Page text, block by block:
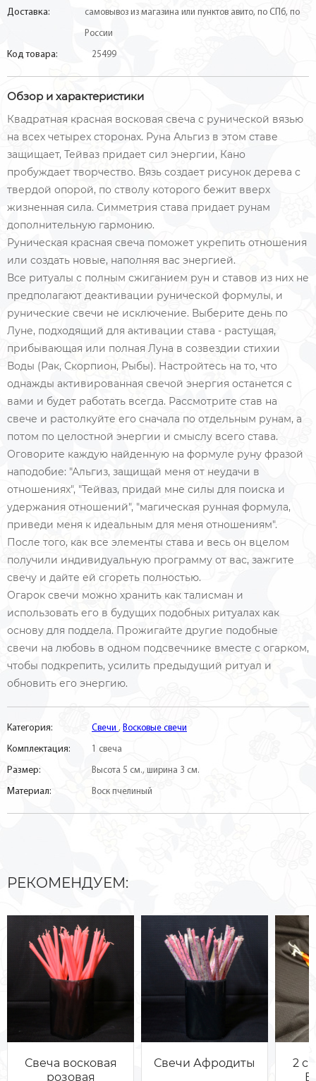
Доставка: самовывоз из магазина или пунктов авито, по СПб, по
России
Код товара: 25499
Обзор и характеристики
Квадратная красная восковая свеча с рунической вязью
на всех четырех сторонах. Руна Альгиз в этом ставе
защищает, Тейваз придает сил энергии, Кано
пробуждает творчество. Вязь создает рисунок дерева с
твердой опорой, по стволу которого бежит вверх
жизненная сила. Симметрия става придает рунам
дополнительную гармонию.
Руническая красная свеча поможет укрепить отношения
или создать новые, наполняя вас энергией.
Все ритуалы с полным сжиганием рун и ставов из них не
предполагают деактивации рунической формулы, и
рунические свечи не исключение. Выберите день по
Луне, подходящий для активации става - растущая,
прибывающая или полная Луна в созвездии стихии
Воды (Рак, Скорпион, Рыбы). Настройтесь на то, что
однажды активированная свечой энергия останется с
вами и будет работать всегда. Рассмотрите став на
свече и растолкуйте его сначала по отдельным рунам, а
потом по целостной энергии и смыслу всего става.
Оговорите каждую найденную на формуле руну фразой
наподобие: "Альгиз, защищай меня от неудачи в
отношениях", "Тейваз, придай мне силы для поиска и
удержания отношений", "магическая рунная формула,
приведи меня к идеальным для меня отношениям".
После того, как все элементы става и весь он вцелом
получили индивидуальную программу от вас, зажгите
свечу и дайте ей сгореть полностью.
Огарок свечи можно хранить как талисман и
использовать его в будущих подобных ритуалах как
основу для поддела. Прожигайте другие подобные
свечи на любовь в одном подсвечнике вместе с огарком,
чтобы подкрепить, усилить предыдущий ритуал и
обновить его энергию.
Категория: Свечи , Восковые свечи
Комплектация: 1 свеча
Размер: Высота 5 см., ширина 3 см.
Материал: Воск пчелиный
РЕКОМЕНДУЕМ:
Свеча восковая
розовая
Свечи Афродиты
2